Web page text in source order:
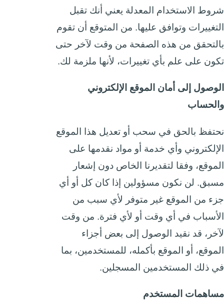
شروط الاستخدام المعدلة يعني أنك تقبل
التغييرات وتوافق عليها. من المتوقع أن تقوم
بالتحقق من هذه الصفحة من وقت لآخر حتى
تكون على علم بأي تغييرات، لأنها ملزمة لك.
الوصول إلى أمان الموقع الإلكتروني
والحساب
نحتفظ بالحق في سحب أو تعديل هذا الموقع
الإلكتروني وأي خدمة أو مواد نقدمها على
الموقع، وفقا لتقديرنا الخاص دون إشعار
مسبق. لن نكون مسؤولين إذا كان كل أو أي
جزء من الموقع غير متوفر لأي سبب من
الأسباب في أي وقت أو لأي فترة. من وقت
لآخر، قد نقيد الوصول إلى بعض أجزاء
الموقع، أو الموقع بأكمله، للمستخدمين، بما
في ذلك المستخدمين المسجلين.
مساهمات المستخدم